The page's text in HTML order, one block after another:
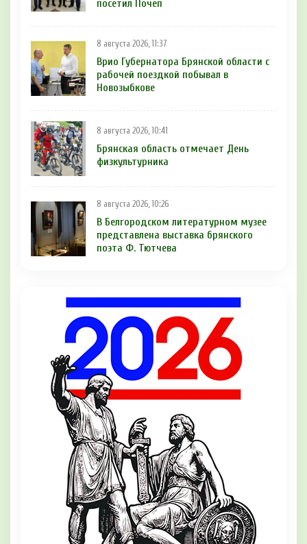
посетил Почеп
8 августа 2026, 11:37
Врио Губернатора Брянской области с
рабочей поездкой побывал в
Новозыбкове
8 августа 2026, 10:41
Брянская область отмечает День
физкультурника
8 августа 2026, 10:26
В Белгородском литературном музее
представлена выставка брянского
поэта Ф. Тютчева